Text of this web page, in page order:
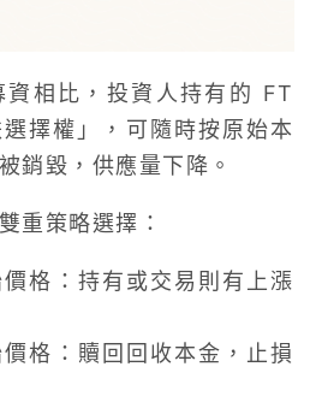
相比，投資人持有的 FT
擇權」，可隨時按原始本
銷毀，供應量下降。
重策略選擇：
格：持有或交易則有上漲
格：贖回回收本金，止損